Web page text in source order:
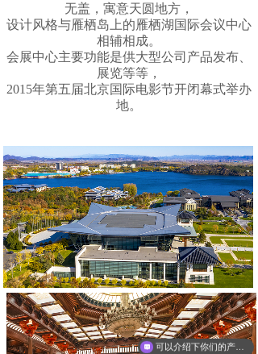
无盖，寓意天圆地方，
设计风格与雁栖岛上的雁栖湖国际会议中心
相辅相成。
会展中心主要功能是供大型公司产品发布、
展览等等，
2015年第五届北京国际电影节开闭幕式举办
地。
可以介绍下你们的产品么